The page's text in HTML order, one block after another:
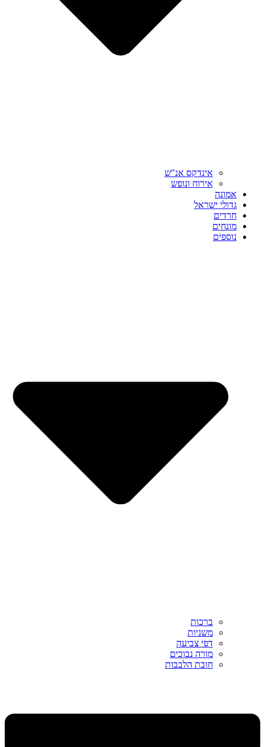
אינדקס אנ"ש
אירוח ונופש
אמונה
גדולי ישראל
חרדים
מונחים
נוספים
ברכות
משניות
דפי צביעה
מורה נבוכים
חובת הלבבות